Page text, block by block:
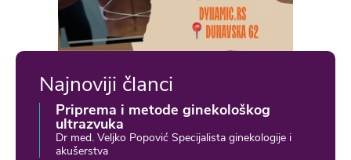
Najnoviji članci
Priprema i metode ginekološkog
ultrazvuka
Dr med. Veljko Popović Specijalista ginekologije i
akušerstva